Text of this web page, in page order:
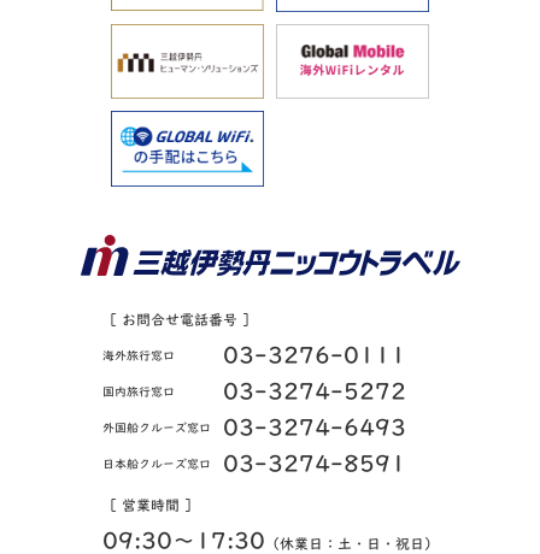
［ お問合せ電話番号 ］
海外旅行窓口 03-3276-0111
国内旅行窓口 03-3274-5272
外国船クルーズ窓口 03-3274-6493
日本船クルーズ窓口 03-3274-8591
［ 営業時間 ］
09:30〜17:30 （休業日：土・日・祝日）